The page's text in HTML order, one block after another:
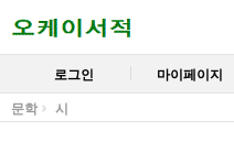
로그인 마이페이지
문학 시